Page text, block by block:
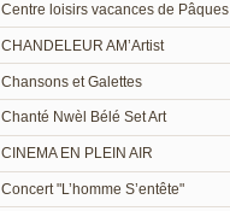
Centre loisirs vacances de Pâques
CHANDELEUR AM’Artist
Chansons et Galettes
Chanté Nwèl Bélé Set Art
CINEMA EN PLEIN AIR
Concert "L’homme S’entête"